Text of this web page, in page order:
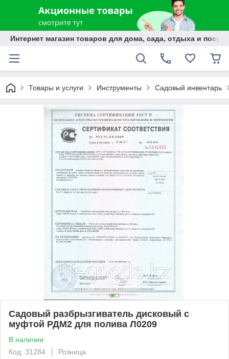
Интернет магазин товаров для дома, сада, отдыха и
Товары и услуги Инструменты Садовый инвентарь
Садовый разбрызгиватель дисковый с
муфтой РДМ2 для полива Л0209
В наличии
Код: 31284
Розница